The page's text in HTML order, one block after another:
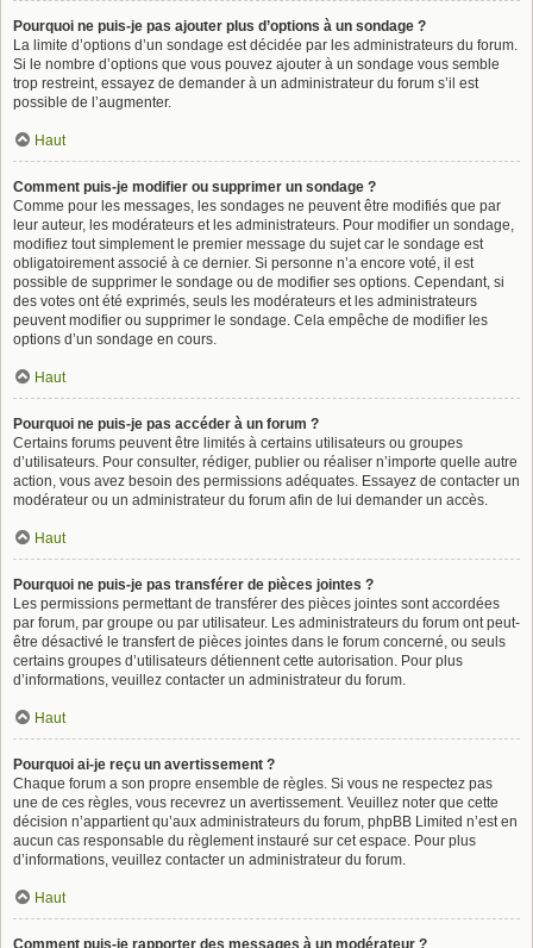
Pourquoi ne puis-je pas ajouter plus d’options à un sondage ?
La limite d’options d’un sondage est décidée par les administrateurs du forum.
Si le nombre d’options que vous pouvez ajouter à un sondage vous semble
trop restreint, essayez de demander à un administrateur du forum s’il est
possible de l’augmenter.
Haut
Comment puis-je modifier ou supprimer un sondage ?
Comme pour les messages, les sondages ne peuvent être modifiés que par
leur auteur, les modérateurs et les administrateurs. Pour modifier un sondage,
modifiez tout simplement le premier message du sujet car le sondage est
obligatoirement associé à ce dernier. Si personne n’a encore voté, il est
possible de supprimer le sondage ou de modifier ses options. Cependant, si
des votes ont été exprimés, seuls les modérateurs et les administrateurs
peuvent modifier ou supprimer le sondage. Cela empêche de modifier les
options d’un sondage en cours.
Haut
Pourquoi ne puis-je pas accéder à un forum ?
Certains forums peuvent être limités à certains utilisateurs ou groupes
d’utilisateurs. Pour consulter, rédiger, publier ou réaliser n’importe quelle autre
action, vous avez besoin des permissions adéquates. Essayez de contacter un
modérateur ou un administrateur du forum afin de lui demander un accès.
Haut
Pourquoi ne puis-je pas transférer de pièces jointes ?
Les permissions permettant de transférer des pièces jointes sont accordées
par forum, par groupe ou par utilisateur. Les administrateurs du forum ont peut-
être désactivé le transfert de pièces jointes dans le forum concerné, ou seuls
certains groupes d’utilisateurs détiennent cette autorisation. Pour plus
d’informations, veuillez contacter un administrateur du forum.
Haut
Pourquoi ai-je reçu un avertissement ?
Chaque forum a son propre ensemble de règles. Si vous ne respectez pas
une de ces règles, vous recevrez un avertissement. Veuillez noter que cette
décision n’appartient qu’aux administrateurs du forum, phpBB Limited n’est en
aucun cas responsable du règlement instauré sur cet espace. Pour plus
d’informations, veuillez contacter un administrateur du forum.
Haut
Comment puis-je rapporter des messages à un modérateur ?